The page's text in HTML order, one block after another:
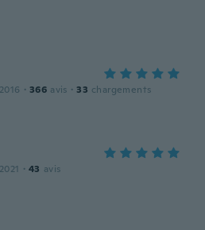
· 366 avis · 33 chargements
· 43 avis